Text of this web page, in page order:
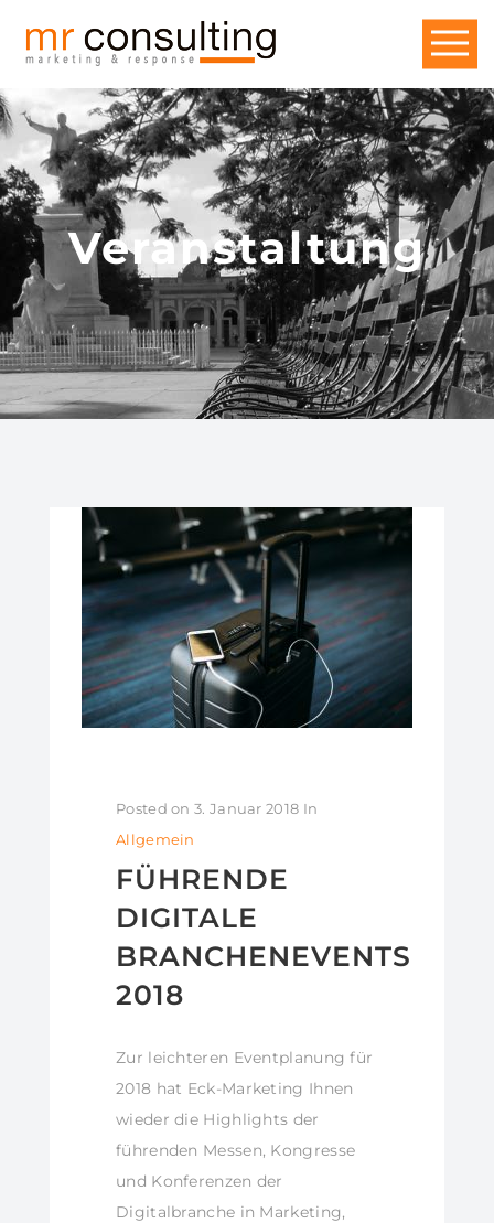
Veranstaltung
Posted on 3. Januar 2018 In
Allgemein
FÜHRENDE
DIGITALE
BRANCHENEVENTS
2018
Zur leichteren Eventplanung für
2018 hat Eck-Marketing Ihnen
wieder die Highlights der
führenden Messen, Kongresse
und Konferenzen der
Digitalbranche in Marketing,